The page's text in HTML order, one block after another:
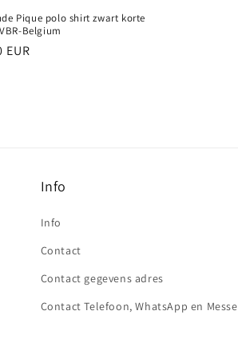
Pique polo shirt zwart korte
Belgium
EUR
Info
Info
Contact
Contact gegevens adres
Contact Telefoon, WhatsApp en